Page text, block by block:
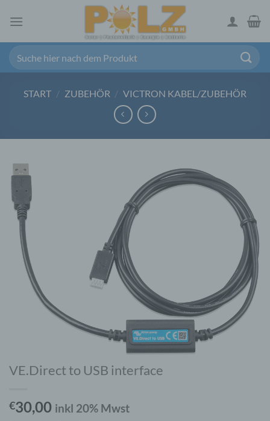
Inhalt
START / ZUBEHÖR / VICTRON KABEL/ZUBEHÖR
VE.Direct to USB interface
€30,00 inkl 20% Mwst